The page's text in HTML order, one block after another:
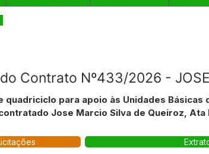
Contrato Nº433/2026 -
quadriciclo para apoio às Unidades Básicas
Jose Marcio Silva de Queiroz, Ata